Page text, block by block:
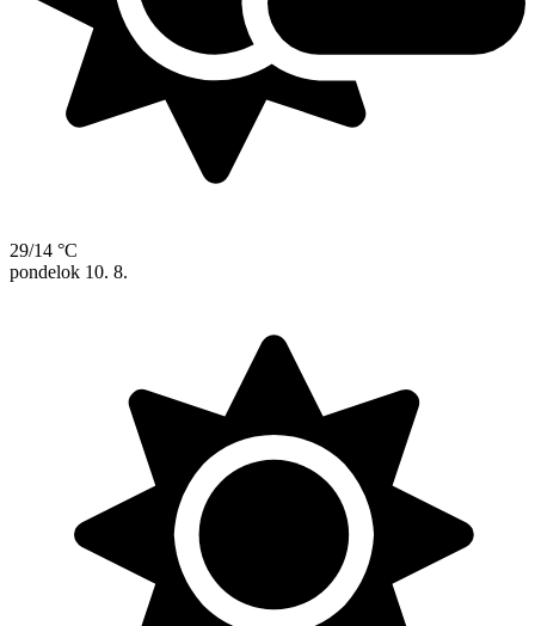
29/14 °C
pondelok 10. 8.